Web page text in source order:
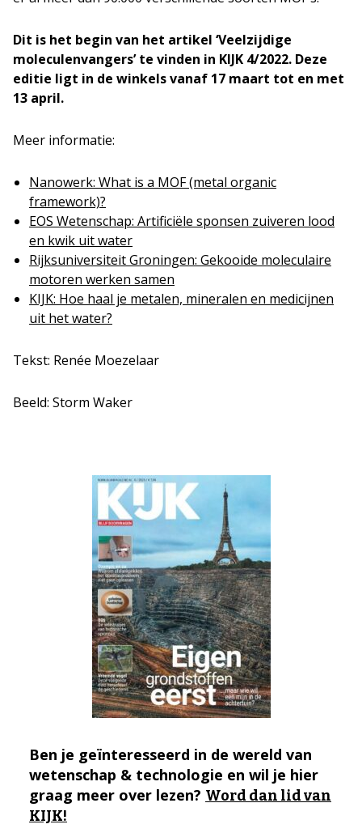
Dit is het begin van het artikel ‘Veelzijdige
moleculenvangers’ te vinden in KIJK 4/2022. Deze
editie ligt in de winkels vanaf 17 maart tot en met
13 april.
Meer informatie:
Nanowerk: What is a MOF (metal organic
framework)?
EOS Wetenschap: Artificiële sponsen zuiveren lood
en kwik uit water
Rijksuniversiteit Groningen: Gekooide moleculaire
motoren werken samen
KIJK: Hoe haal je metalen, mineralen en medicijnen
uit het water?
Tekst: Renée Moezelaar
Beeld: Storm Waker
Ben je geïnteresseerd in de wereld van
wetenschap & technologie en wil je hier
graag meer over lezen? Word dan lid van
KIJK!